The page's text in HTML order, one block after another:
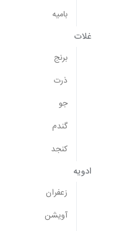
بامیه
غلات
برنج
ذرت
جو
گندم
کنجد
ادویه
زعفران
آویشن